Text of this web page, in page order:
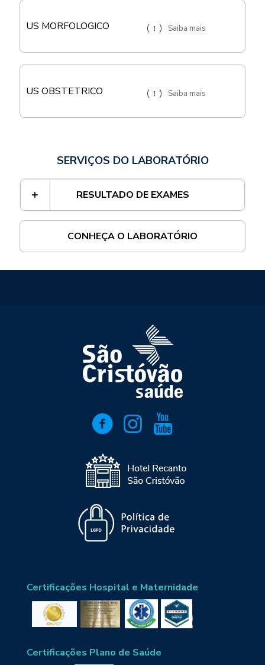
US MORFOLOGICO Saiba mais
US OBSTETRICO Saiba mais
SERVIÇOS DO LABORATÓRIO
RESULTADO DE EXAMES
CONHEÇA O LABORATÓRIO
Certificações Hospital e Maternidade
Certificações Plano de Saúde